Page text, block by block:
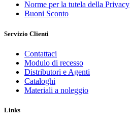
Norme per la tutela della Privacy
Buoni Sconto
Servizio Clienti
Contattaci
Modulo di recesso
Distributori e Agenti
Cataloghi
Materiali a noleggio
Links